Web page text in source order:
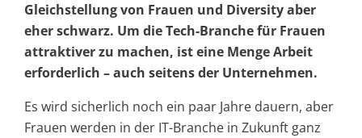
Gleichstellung von Frauen und Diversity aber
eher schwarz. Um die Tech-Branche für Frauen
attraktiver zu machen, ist eine Menge Arbeit
erforderlich – auch seitens der Unternehmen.
Es wird sicherlich noch ein paar Jahre dauern, aber
Frauen werden in der IT-Branche in Zukunft ganz